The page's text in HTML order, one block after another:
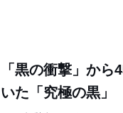
「黒の衝撃」か
いた「究極の黒」